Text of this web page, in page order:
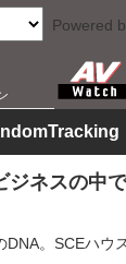
Powered
ーム機 PS4
ジネスの中
DNA。SCEハウ